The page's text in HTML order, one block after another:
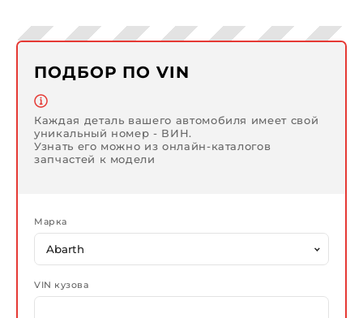
ПОДБОР ПО VIN
Каждая деталь вашего автомобиля имеет свой
уникальный номер - ВИН.
Узнать его можно из онлайн-каталогов
запчастей к модели
Марка
VIN кузова